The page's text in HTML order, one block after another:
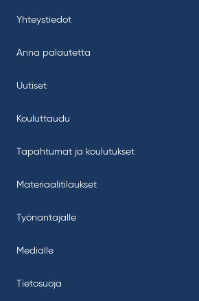
Yhteystiedot
Anna palautetta
Uutiset
Kouluttaudu
Tapahtumat ja koulutukset
Materiaalitilaukset
Työnantajalle
Medialle
Tietosuoja